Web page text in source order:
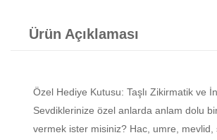
Ürün Açıklaması
Özel Hediye Kutusu: Taşlı Zikirmatik ve
Sevdiklerinize özel anlarda anlam dolu
vermek ister misiniz? Hac, umre, mevlid,